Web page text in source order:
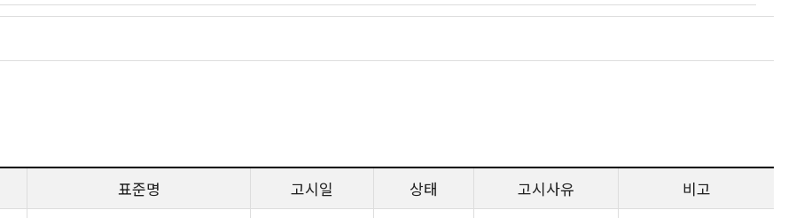
표준명 고시일 상태 고시사유 비고